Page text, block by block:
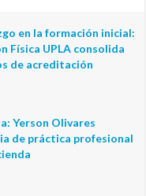
en la formación inicial:
Física UPLA consolida
de acreditación
Yerson Olivares
de práctica profesional